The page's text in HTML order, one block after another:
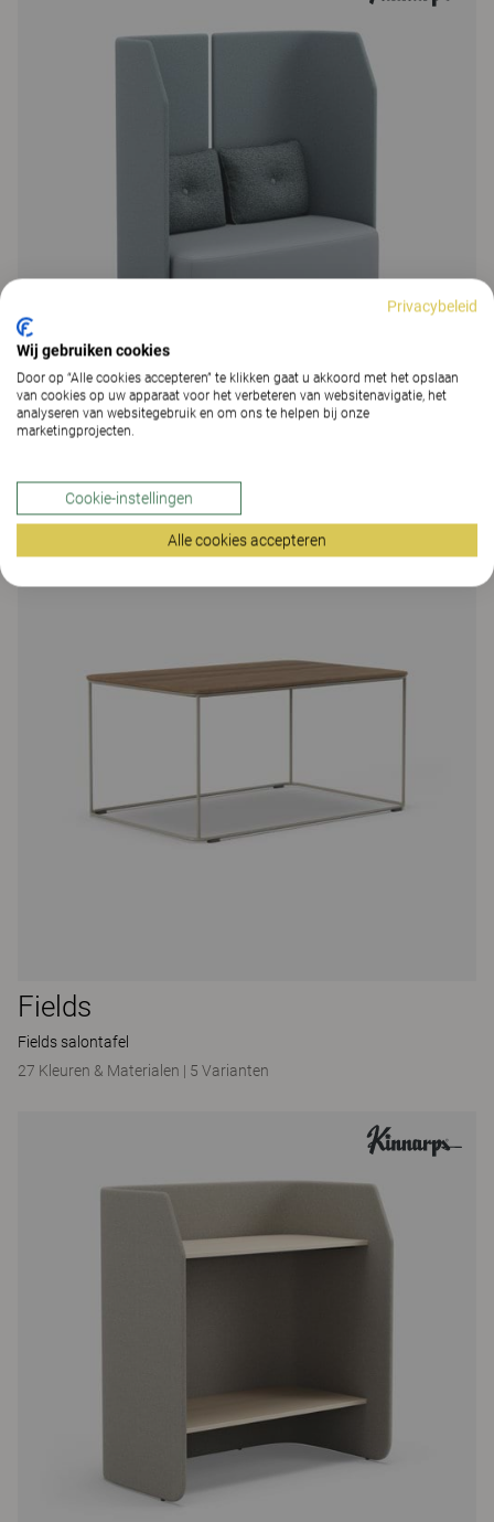
Fields
204 Kleuren & Materialen|38 Varianten
Fields
Fields salontafel
27 Kleuren & Materialen | 5 Varianten
Privacybeleid
Wij gebruiken cookies
Door op “Alle cookies accepteren” te klikken gaat u akkoord met het opslaan
van cookies op uw apparaat voor het verbeteren van websitenavigatie, het
analyseren van websitegebruik en om ons te helpen bij onze
marketingprojecten.
Cookie-instellingen
Alle cookies accepteren